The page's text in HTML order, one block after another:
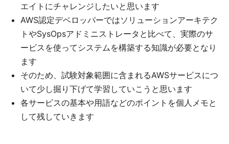
エイトにチャレンジしたいと思います
AWS認定デベロッパーではソリューションアーキテク
トやSysOpsアドミニストレータと比べて、実際のサ
ービスを使ってシステムを構築する知識が必要となり
ます
そのため、試験対象範囲に含まれるAWSサービスにつ
いて少し掘り下げて学習していこうと思います
各サービスの基本や用語などのポイントを個人メモと
して残していきます